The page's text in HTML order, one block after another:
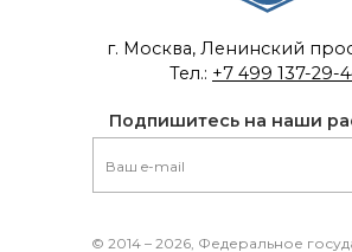
г. Москва, Ленинский
Тел.: +7 499 137-29-
Подпишитесь на наши
© 2014 – 2026, Федеральное